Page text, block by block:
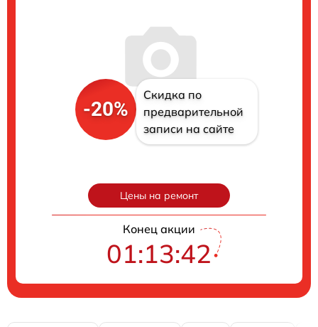
-20%
Скидка по
предварительной
записи на сайте
Цены на ремонт
Конец акции
01:13:41